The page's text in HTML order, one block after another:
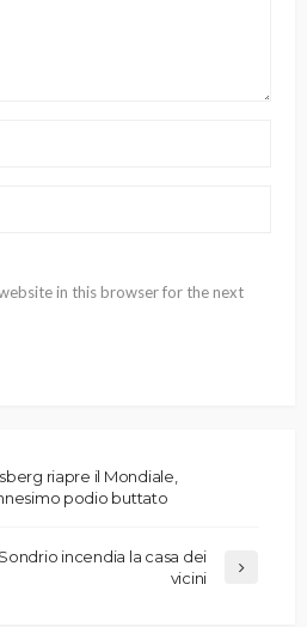
in this browser for the next
riapre il Mondiale,
podio buttato
incendia la casa dei
vicini